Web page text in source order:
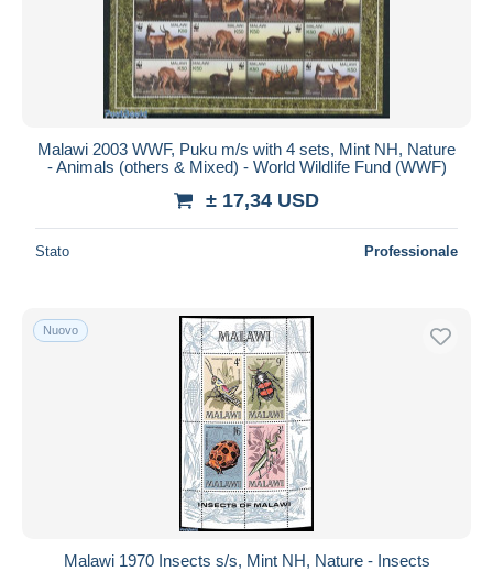
Malawi 2003 WWF, Puku m/s with 4 sets, Mint NH, Nature
- Animals (others & Mixed) - World Wildlife Fund (WWF)
± 17,34 USD
Stato Professionale
Nuovo
Malawi 1970 Insects s/s, Mint NH, Nature - Insects